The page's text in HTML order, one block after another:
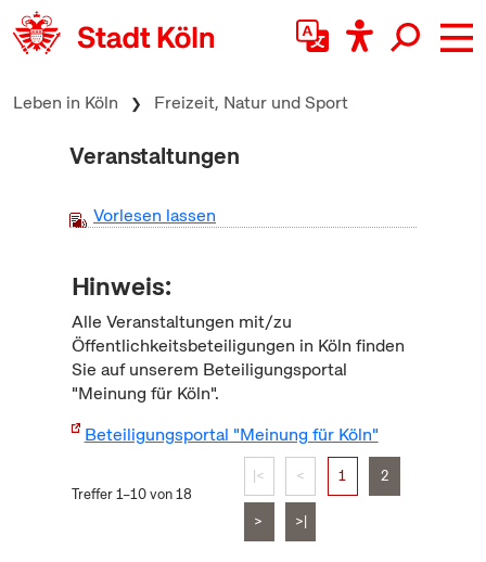
zum Inhalt springen
Leben in Köln Freizeit, Natur und Sport
Veranstaltungen
Vorlesen lassen
Hinweis:
Alle Veranstaltungen mit/zu
Öffentlichkeitsbeteiligungen in Köln finden
Sie auf unserem Beteiligungsportal
"Meinung für Köln".
Beteiligungsportal "Meinung für Köln"
Treffer 1–10 von 18
|< < 1 2
> >|